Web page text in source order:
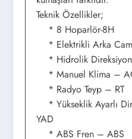
Teknik Özellikler;
* 8 Hoparlör-8H
* Elektrikli Arka
* Hidrolik
* Manuel Klima –
* Radyo Teyp – RT
* Yükseklik Ayarlı
YAD
* ABS Fren – ABS